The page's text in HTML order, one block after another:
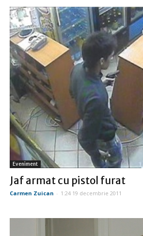
Eveniment
Jaf armat cu pistol furat
Carmen Zuican - 1:24 19 decembrie 2011